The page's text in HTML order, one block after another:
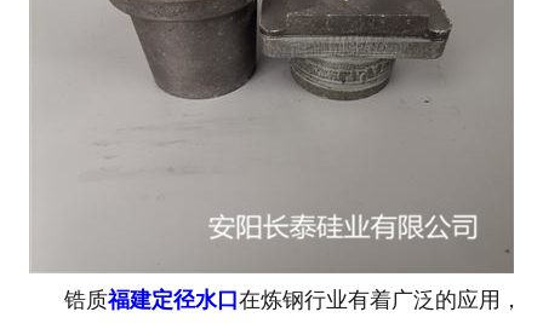
福建快速更换定径水口
福建中间包水口
锆质福建定径水口 在炼钢行业有着广泛的应用，